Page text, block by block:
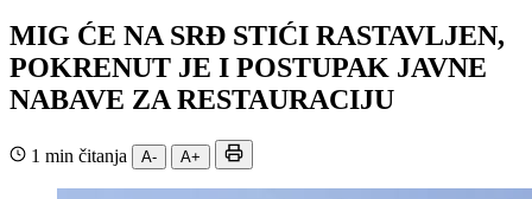
MIG ĆE NA SRĐ STIĆI RASTAVLJEN,
POKRENUT JE I POSTUPAK JAVNE
NABAVE ZA RESTAURACIJU
1 min čitanja A- A+